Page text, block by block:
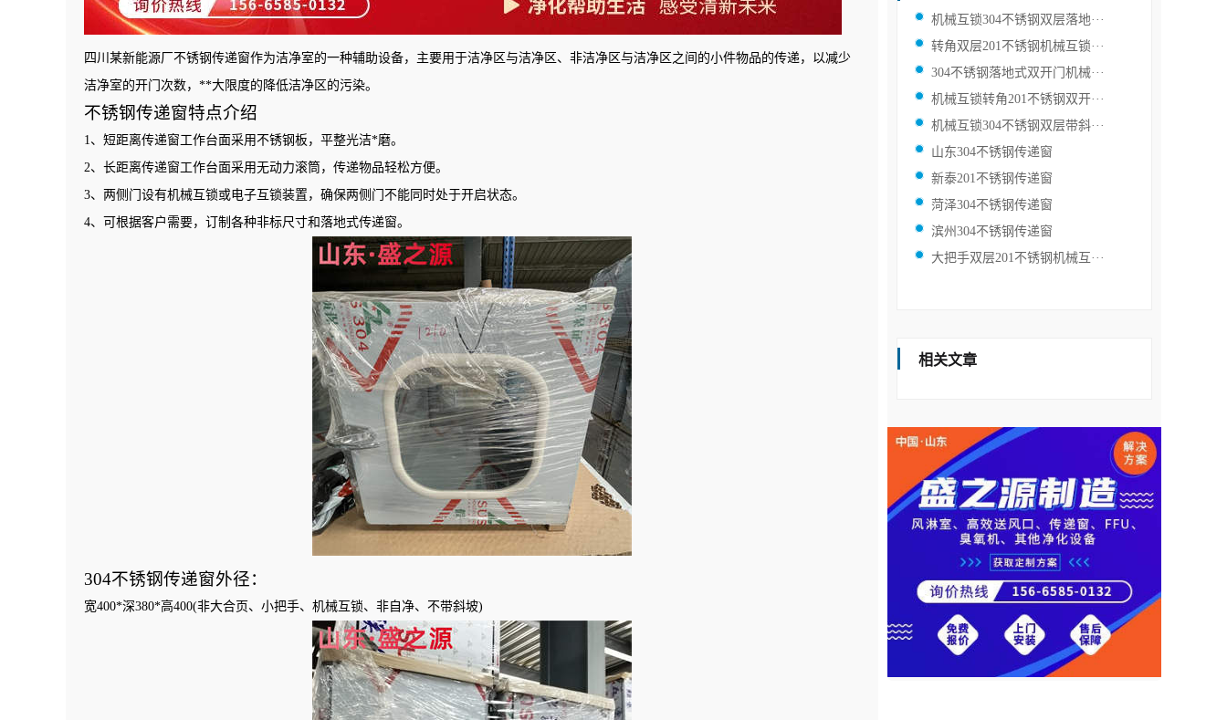
四川某新能源厂不锈钢传递窗作为洁净室的一种辅助设备，主要用于洁净区与洁净区、非洁净区与洁净区之间的小件物品的传递，以减少
洁净室的开门次数，**大限度的降低洁净区的污染。
不锈钢传递窗特点介绍
1、短距离传递窗工作台面采用不锈钢板，平整光洁*磨。
2、长距离传递窗工作台面采用无动力滚筒，传递物品轻松方便。
3、两侧门设有机械互锁或电子互锁装置，确保两侧门不能同时处于开启状态。
4、可根据客户需要，订制各种非标尺寸和落地式传递窗。
304不锈钢传递窗外径：
宽400*深380*高400(非大合页、小把手、机械互锁、非自净、不带斜坡)
机械互锁304不锈钢双层落地···
转角双层201不锈钢机械互锁···
304不锈钢落地式双开门机械···
机械互锁转角201不锈钢双开···
机械互锁304不锈钢双层带斜···
山东304不锈钢传递窗
新泰201不锈钢传递窗
菏泽304不锈钢传递窗
滨州304不锈钢传递窗
大把手双层201不锈钢机械互···
相关文章